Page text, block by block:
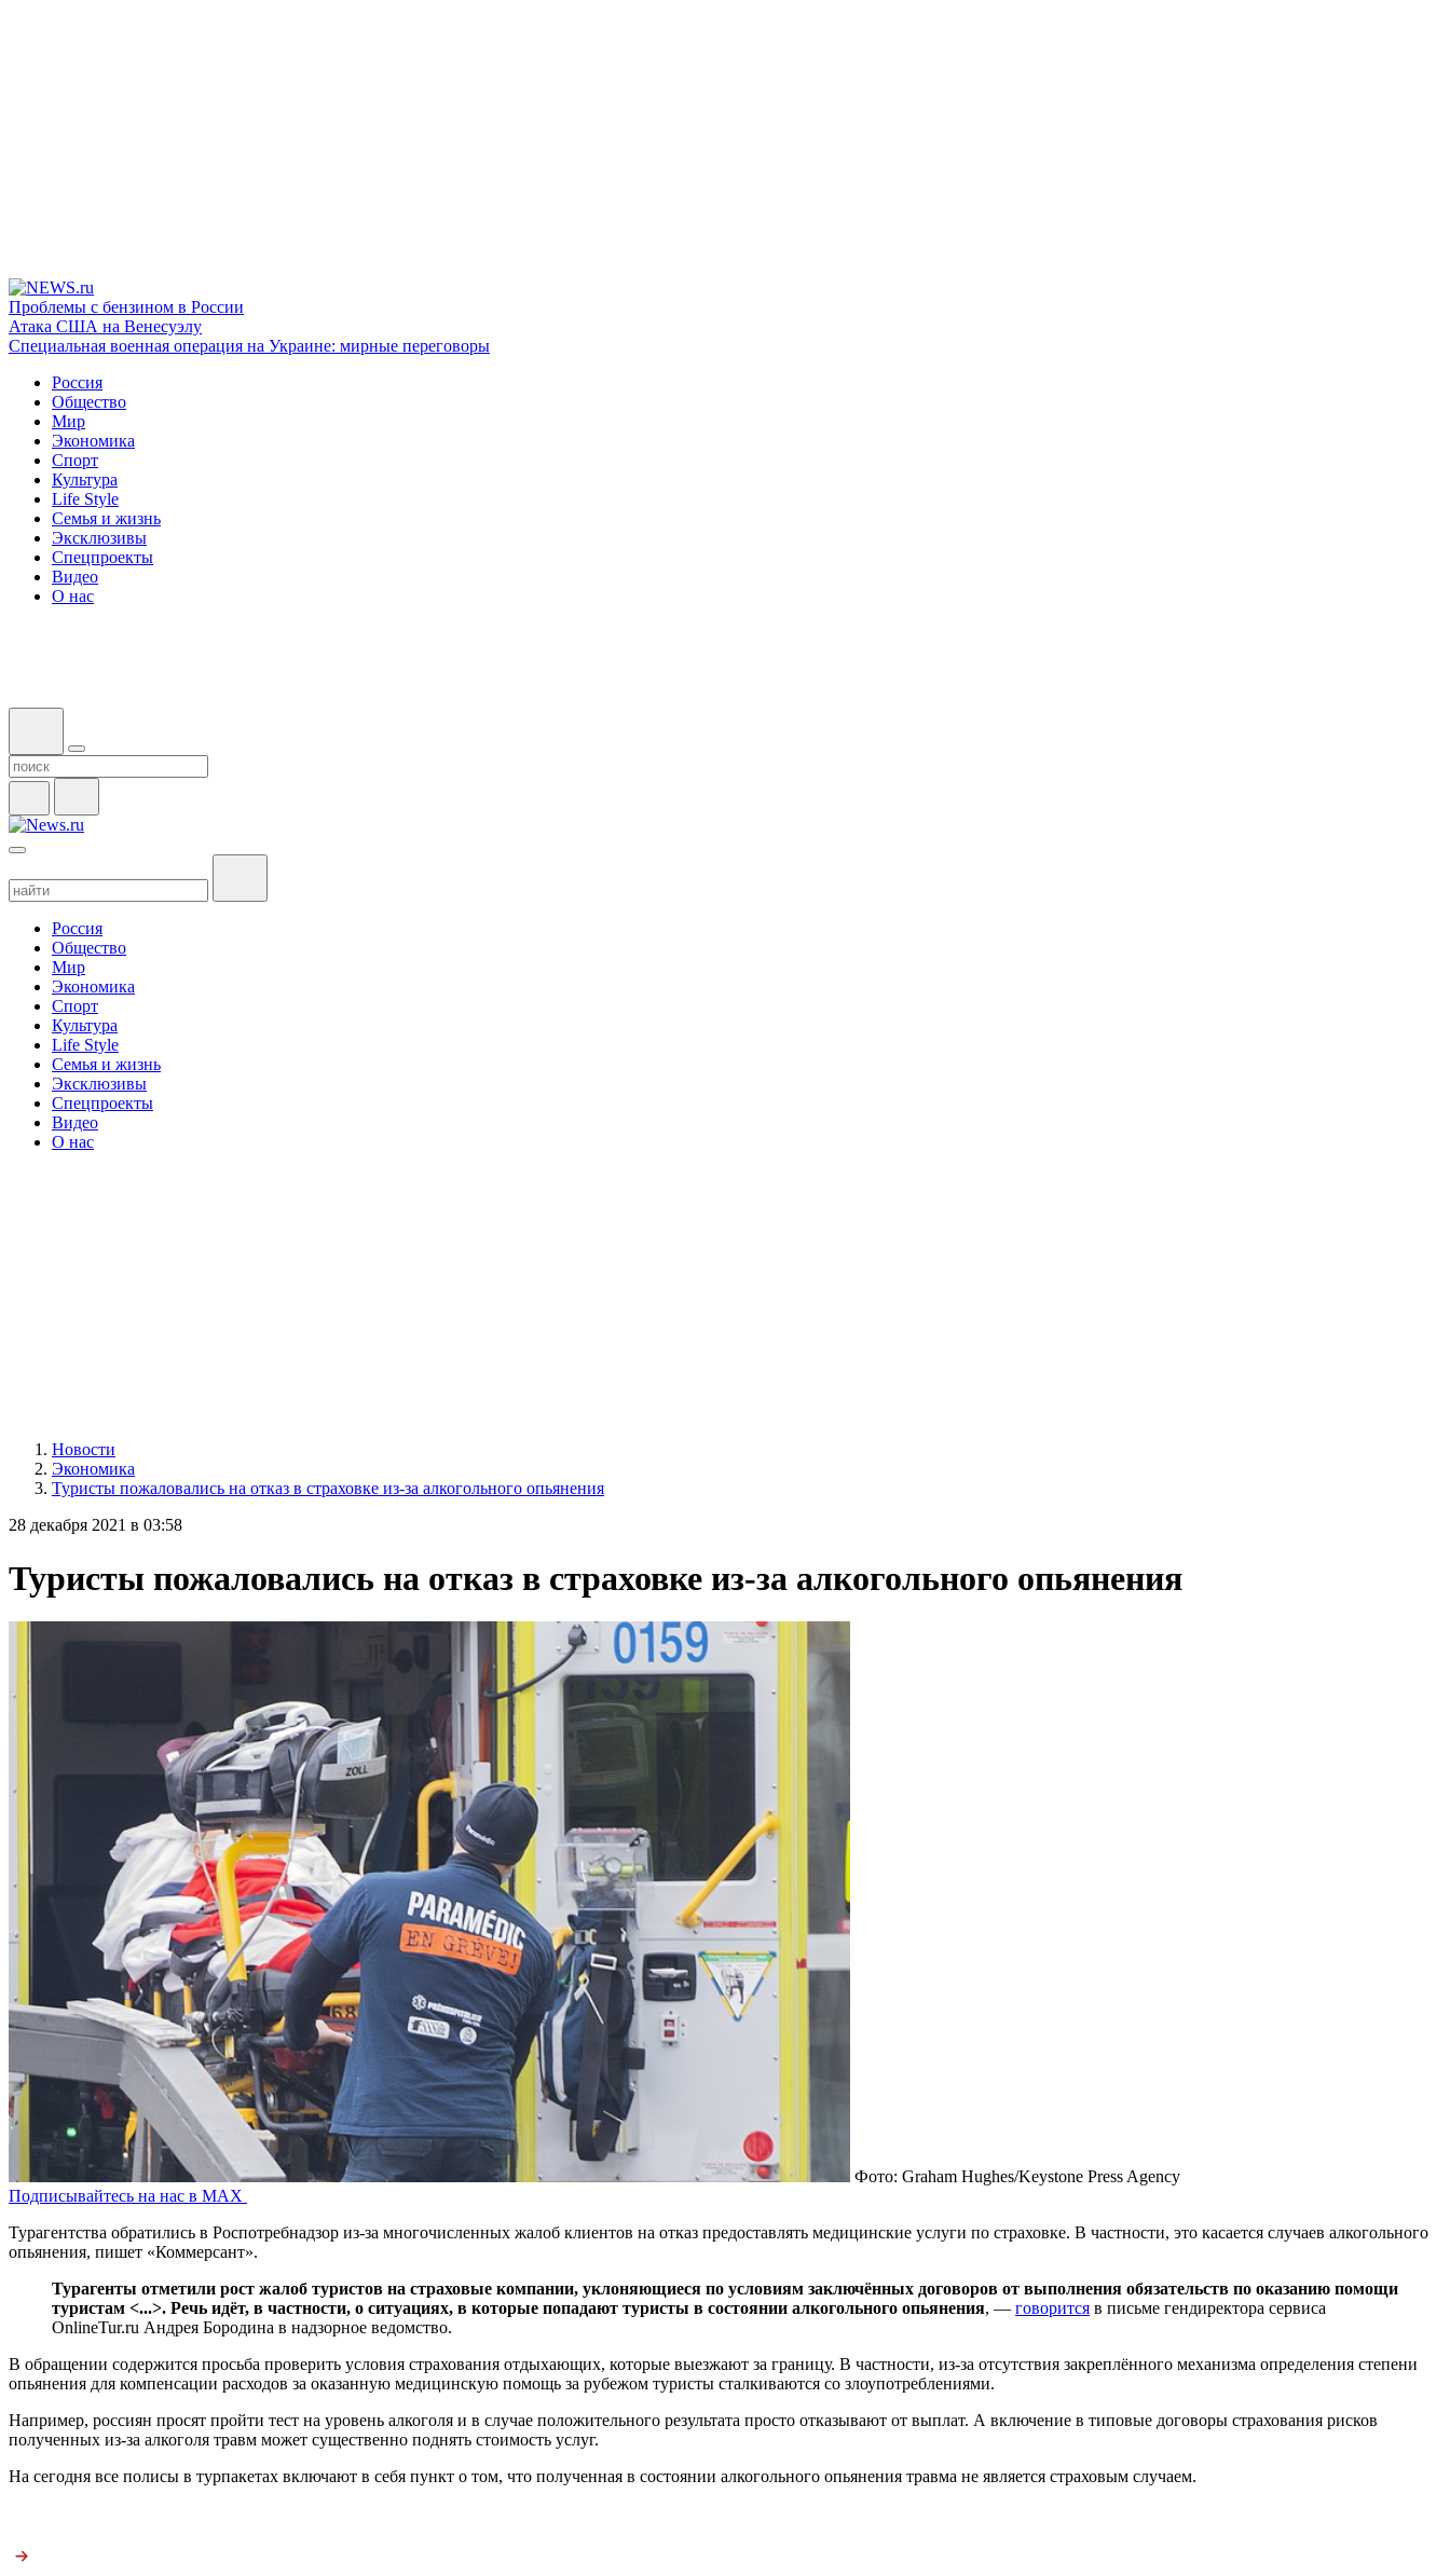
Проблемы с бензином в России
Атака США на Венесуэлу
Специальная военная операция на Украине: мирные переговоры
Россия
Общество
Мир
Экономика
Спорт
Культура
Life Style
Семья и жизнь
Эксклюзивы
Спецпроекты
Видео
О нас
Россия
Общество
Мир
Экономика
Спорт
Культура
Life Style
Семья и жизнь
Эксклюзивы
Спецпроекты
Видео
О нас
Новости
Экономика
Туристы пожаловались на отказ в страховке из-за алкогольного опьянения
28 декабря 2021 в 03:58
Туристы пожаловались на отказ в страховке из-за алкогольного опьянения
Фото: Graham Hughes/Keystone Press Agency
Подписывайтесь на нас в MAX
Турагентства обратились в Роспотребнадзор из-за многочисленных жалоб клиентов на отказ предоставлять медицинские услуги по страховке. В частности, это касается случаев алкогольного
опьянения, пишет «Коммерсант».
Турагенты отметили рост жалоб туристов на страховые компании, уклоняющиеся по условиям заключённых договоров от выполнения обязательств по оказанию помощи
туристам <...>. Речь идёт, в частности, о ситуациях, в которые попадают туристы в состоянии алкогольного опьянения, — говорится в письме гендиректора сервиса
OnlineTur.ru Андрея Бородина в надзорное ведомство.
В обращении содержится просьба проверить условия страхования отдыхающих, которые выезжают за границу. В частности, из-за отсутствия закреплённого механизма определения степени
опьянения для компенсации расходов за оказанную медицинскую помощь за рубежом туристы сталкиваются со злоупотреблениями.
Например, россиян просят пройти тест на уровень алкоголя и в случае положительного результата просто отказывают от выплат. А включение в типовые договоры страхования рисков
полученных из-за алкоголя травм может существенно поднять стоимость услуг.
На сегодня все полисы в турпакетах включают в себя пункт о том, что полученная в состоянии алкогольного опьянения травма не является страховым случаем.